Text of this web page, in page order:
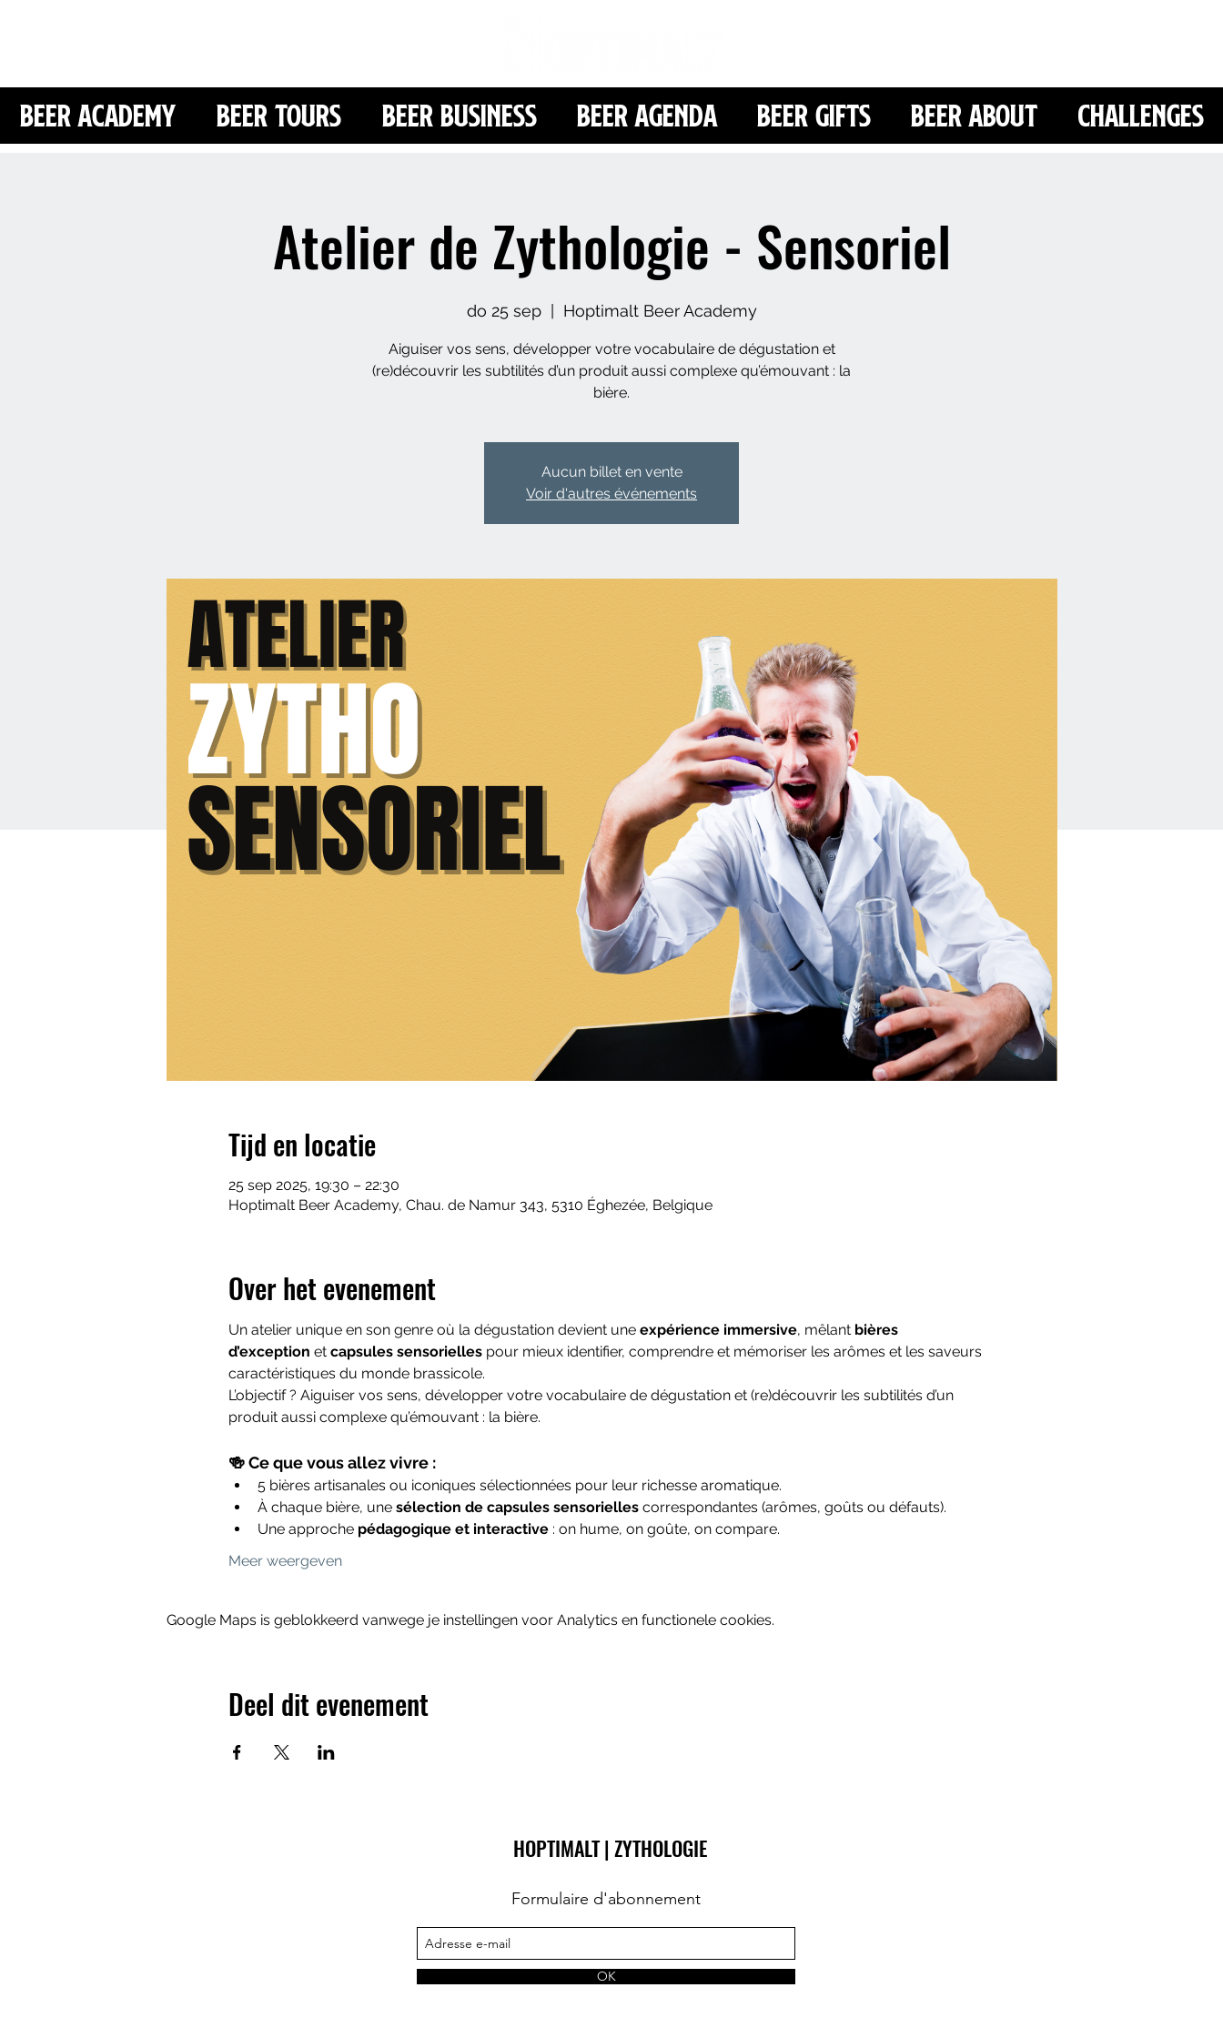
Beer Academy Beer Tours Beer Business Beer Agenda Beer Gifts Beer About Challenges
Atelier de Zythologie - Sensoriel
do 25 sep
  |
Hoptimalt Beer Academy
Aiguiser vos sens, développer votre vocabulaire de dégustation et
(re)découvrir les subtilités d’un produit aussi complexe qu’émouvant : la
bière.
Aucun billet en vente
Voir d'autres événements
Tijd en locatie
25 sep 2025, 19:30 – 22:30
Hoptimalt Beer Academy, Chau. de Namur 343, 5310 Éghezée, Belgique
Over het evenement
Un atelier unique en son genre où la dégustation devient une expérience immersive, mêlant bières
d’exception et capsules sensorielles pour mieux identifier, comprendre et mémoriser les arômes et les saveurs
caractéristiques du monde brassicole.
L’objectif ? Aiguiser vos sens, développer votre vocabulaire de dégustation et (re)découvrir les subtilités d’un
produit aussi complexe qu’émouvant : la bière.
🍻 Ce que vous allez vivre :
5 bières artisanales ou iconiques sélectionnées pour leur richesse aromatique.
À chaque bière, une sélection de capsules sensorielles correspondantes (arômes, goûts ou défauts).
Une approche pédagogique et interactive : on hume, on goûte, on compare.
Meer weergeven
Google Maps is geblokkeerd vanwege je instellingen voor Analytics en functionele cookies.
Deel dit evenement
HOPTIMALT | ZYTHOLOGIE
Formulaire d'abonnement
OK